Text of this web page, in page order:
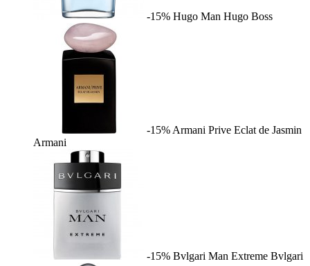
-15% Hugo Man Hugo Boss
-15% Armani Prive Eclat de Jasmin
Armani
-15% Bvlgari Man Extreme Bvlgari